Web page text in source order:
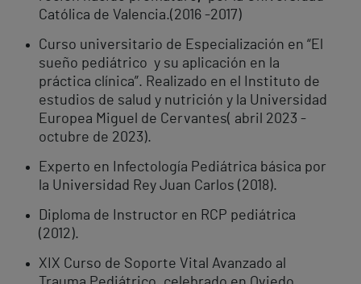
Católica de Valencia.(2016 -2017)
Curso universitario de Especialización en “El
sueño pediátrico y su aplicación en la
práctica clínica”. Realizado en el Instituto de
estudios de salud y nutrición y la Universidad
Europea Miguel de Cervantes( abril 2023 -
octubre de 2023).
Experto en Infectología Pediátrica básica por
la Universidad Rey Juan Carlos (2018).
Diploma de Instructor en RCP pediátrica
(2012).
XIX Curso de Soporte Vital Avanzado al